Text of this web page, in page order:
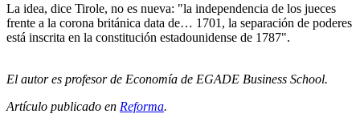
La idea, dice Tirole, no es nueva: "la independencia de los jueces
frente a la corona británica data de… 1701, la separación de poderes
está inscrita en la constitución estadounidense de 1787".
El autor es profesor de Economía de EGADE Business School.
Artículo publicado en Reforma.